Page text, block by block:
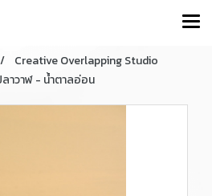
Creative Overlapping Studio
าวาฬ - น้ำตาลอ่อน